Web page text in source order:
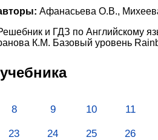
Афанасьева О.В.,
и ГДЗ по Английскому
К.М. Базовый уровень
8 9 10 11
23 24 25 26